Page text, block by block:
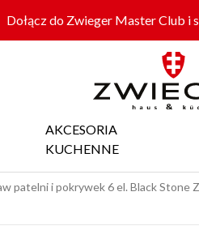
Dołącz do Zwieger Master Club i
AKCESORIA
KUCHENNE
patelni i pokrywek 6 el. Black Stone